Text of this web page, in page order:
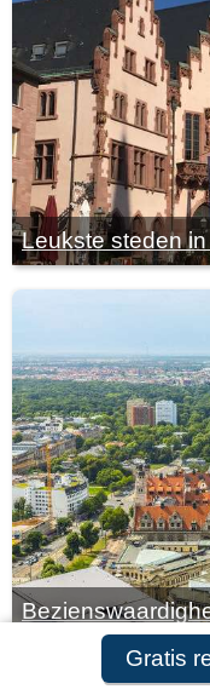
Gratis
Leukste steden